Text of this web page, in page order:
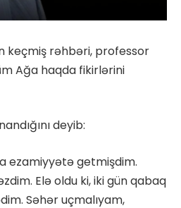
keçmiş rəhbəri, professor
Ağa haqda fikirlərini
deyib:
ezamiyyətə getmişdim.
Elə oldu ki, iki gün qabaq
Səhər uçmalıyam,